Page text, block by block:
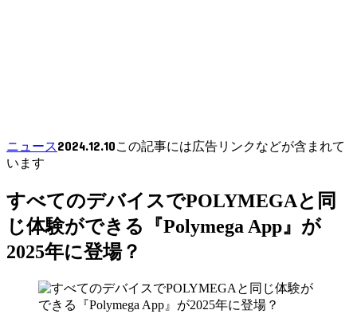
ニュース2024.12.10この記事には広告リンクなどが含まれて
います
すべてのデバイスでPOLYMEGAと同
じ体験ができる『Polymega App』が
2025年に登場？